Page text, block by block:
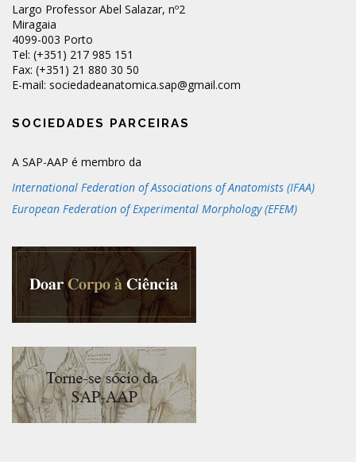
Largo Professor Abel Salazar, nº2
Miragaia
4099-003 Porto
Tel: (+351) 217 985 151
Fax: (+351) 21 880 30 50
E-mail: sociedadeanatomica.sap@gmail.com
SOCIEDADES PARCEIRAS
A SAP-AAP é membro da
International Federation of Associations of Anatomists (IFAA)
European Federation of Experimental Morphology (EFEM)